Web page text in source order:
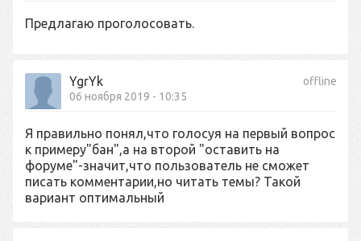
Предлагаю проголосовать.
offline
YgrYk
06 ноября 2019 - 10:35
Я правильно понял,что голосуя на первый вопрос
к примеру"бан",а на второй "оставить на
форуме"-значит,что пользователь не сможет
писать комментарии,но читать темы? Такой
вариант оптимальный